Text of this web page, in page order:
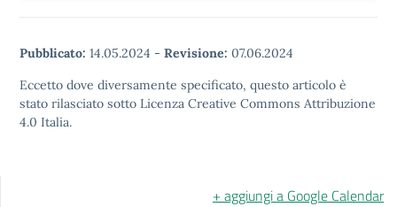
Pubblicato: 14.05.2024 - Revisione: 07.06.2024
Eccetto dove diversamente specificato, questo articolo è
stato rilasciato sotto Licenza Creative Commons Attribuzione
4.0 Italia.
+ aggiungi a Google Calendar